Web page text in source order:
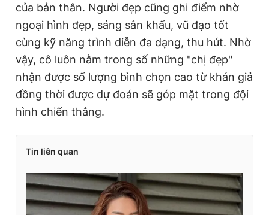
của bản thân. Người đẹp cũng ghi điểm nhờ
ngoại hình đẹp, sáng sân khấu, vũ đạo tốt
cùng kỹ năng trình diễn đa dạng, thu hút. Nhờ
vậy, cô luôn nằm trong số những "chị đẹp"
nhận được số lượng bình chọn cao từ khán giả
đồng thời được dự đoán sẽ góp mặt trong đội
hình chiến thắng.
Tin liên quan